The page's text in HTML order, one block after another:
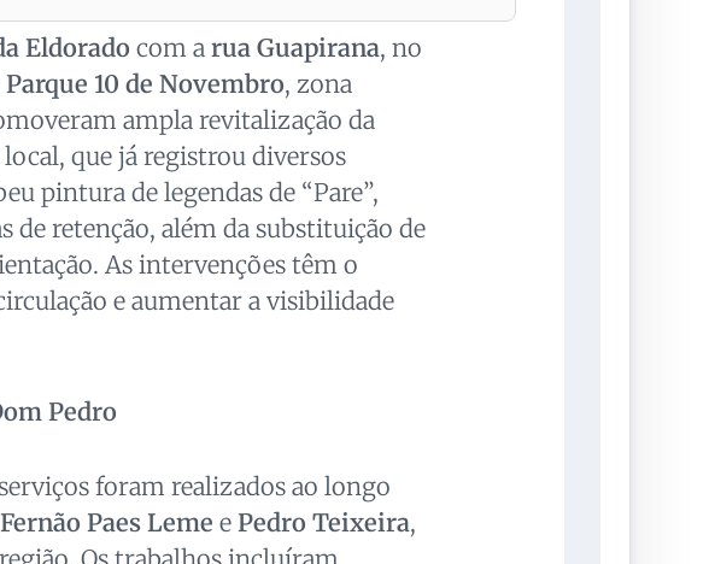
Eldorado com a rua Guapirana, no
Parque 10 de Novembro, zona
ampla revitalização da
local, que já registrou diversos
pintura de legendas de “Pare”,
de retenção, além da substituição de
As intervenções têm o
e aumentar a visibilidade
Pedro
foram realizados ao longo
Fernão Paes Leme e Pedro Teixeira,